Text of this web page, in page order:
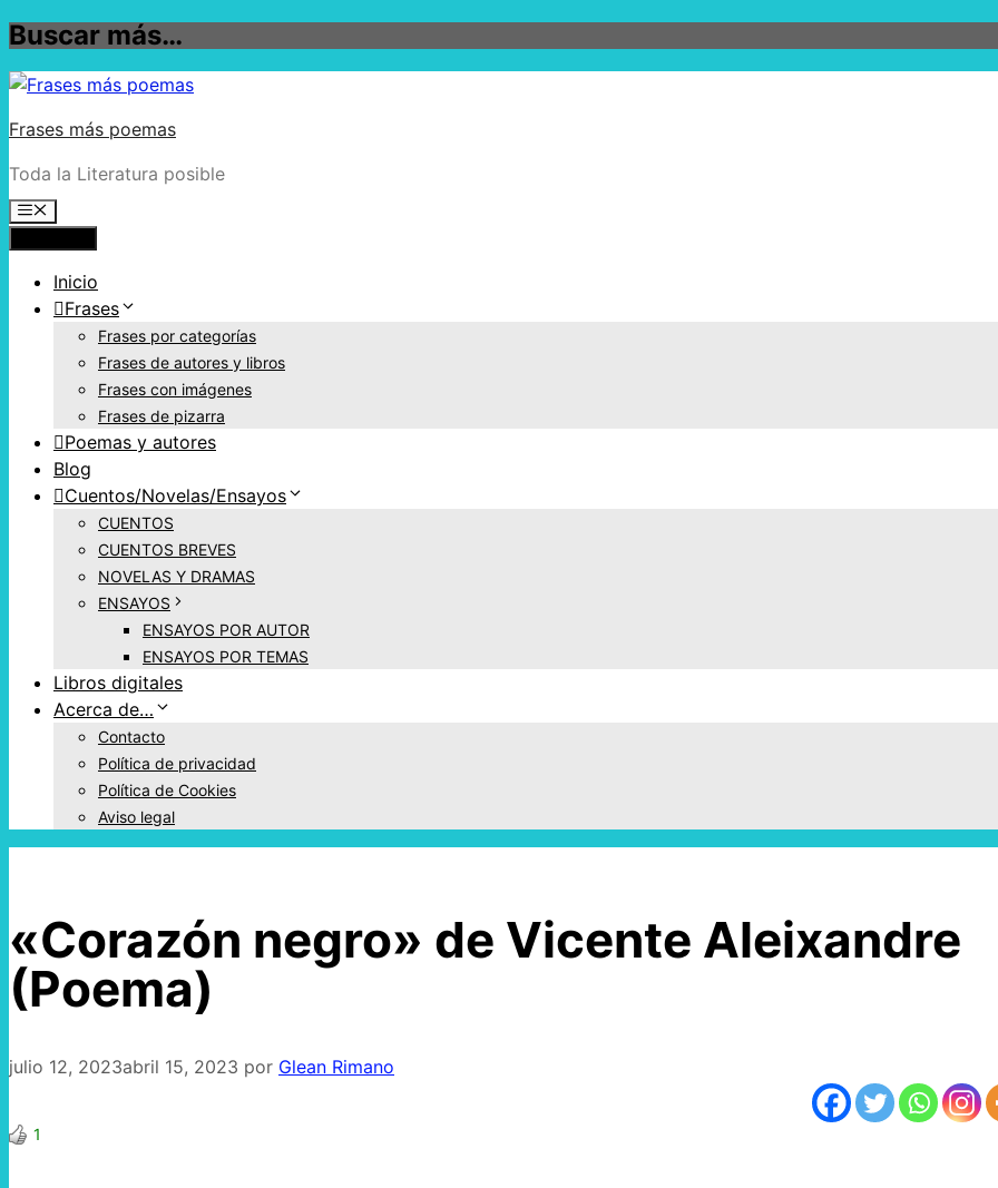
Buscar más…
Frases más poemas
Toda la Literatura posible
Inicio
Frases
Frases por categorías
Frases de autores y libros
Frases con imágenes
Frases de pizarra
Poemas y autores
Blog
Cuentos/Novelas/Ensayos
CUENTOS
CUENTOS BREVES
NOVELAS Y DRAMAS
ENSAYOS
ENSAYOS POR AUTOR
ENSAYOS POR TEMAS
Libros digitales
Acerca de…
Contacto
Política de privacidad
Política de Cookies
Aviso legal
«Corazón negro» de Vicente Aleixandre
(Poema)
julio 12, 2023abril 15, 2023 por Glean Rimano
1